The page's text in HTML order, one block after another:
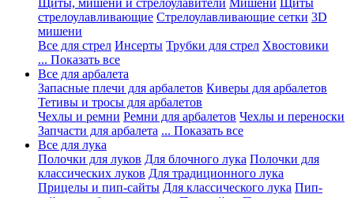
Щиты, мишени и стрелоулавители Мишени Щиты
стрелоулавливающие Стрелоулавливающие сетки 3D
мишени
Все для стрел Инсерты Трубки для стрел Хвостовики
... Показать все
Все для арбалета
Запасные плечи для арбалетов Киверы для арбалетов
Тетивы и тросы для арбалетов
Чехлы и ремни Ремни для арбалетов Чехлы и переноски
Запчасти для арбалета ... Показать все
Все для лука
Полочки для луков Для блочного лука Полочки для
классических луков Для традиционного лука
Прицелы и пип-сайты Для классического лука Пип-